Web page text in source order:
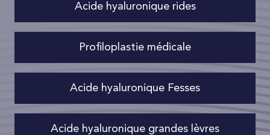
Acide hyaluronique rides
Profiloplastie médicale
Acide hyaluronique Fesses
Acide hyaluronique grandes lèvres